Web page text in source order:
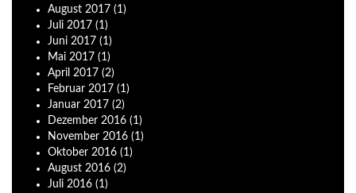
August 2017 (1)
Juli 2017 (1)
Juni 2017 (1)
Mai 2017 (1)
April 2017 (2)
Februar 2017 (1)
Januar 2017 (2)
Dezember 2016 (1)
November 2016 (1)
Oktober 2016 (1)
August 2016 (2)
Juli 2016 (1)